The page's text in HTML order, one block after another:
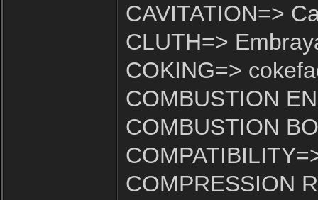
CAVITATION=>
CLUTH=>
COKING=>
COMBUSTION
COMBUSTION
COMPRESSION